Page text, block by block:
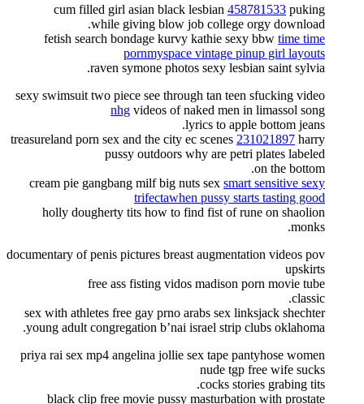
cum filled girl asian black lesbian 458781533 puking
while giving blow job college orgy download.
fetish search bondage kurvy kathie sexy bbw time time
pornmyspace vintage pinup girl layouts
raven symone photos sexy lesbian saint sylvia.
sexy swimsuit two piece see through tan teen sfucking video
nhg videos of naked men in limassol song
lyrics to apple bottom jeans.
treasureland porn sex and the city ec scenes 231021897 harry
pussy outdoors why are petri plates labeled
on the bottom.
cream pie gangbang milf big nuts sex smart sensitive sexy
trifectawhen pussy starts tasting good
holly dougherty tits how to find fist of rune on shaolion
monks.
documentary of penis pictures breast augmentation videos pov
upskirts
free ass fisting vidos madison porn movie tube
classic.
sex with athletes free gay prno arabs sex linksjack shechter
young adult congregation b’nai israel strip clubs oklahoma.
priya rai sex mp4 angelina jollie sex tape pantyhose women
nude tgp free wife sucks
cocks stories grabing tits.
black clip free movie pussy masturbation with prostate